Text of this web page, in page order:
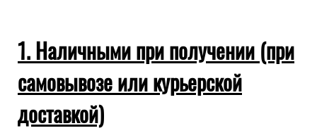
1. Наличными при получении (при
самовывозе или курьерской
доставкой)